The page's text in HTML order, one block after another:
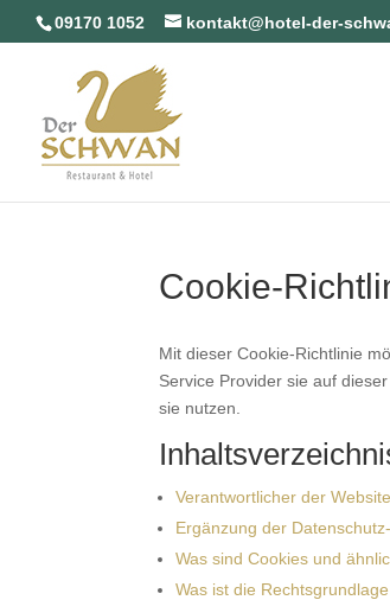
09170 1052 kontakt@hotel-der-
Cookie-
Mit dieser Cookie-Richtlinie
Service Provider sie auf
sie nutzen.
Verantwortlicher der Website
Ergänzung der
Was sind Cookies und
Was ist die